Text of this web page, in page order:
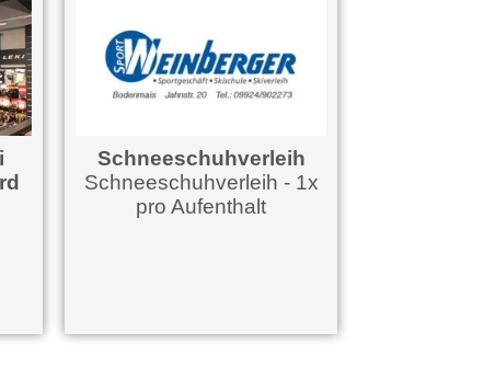
Schneeschuhverleih
Schneeschuhverleih - 1x
pro Aufenthalt